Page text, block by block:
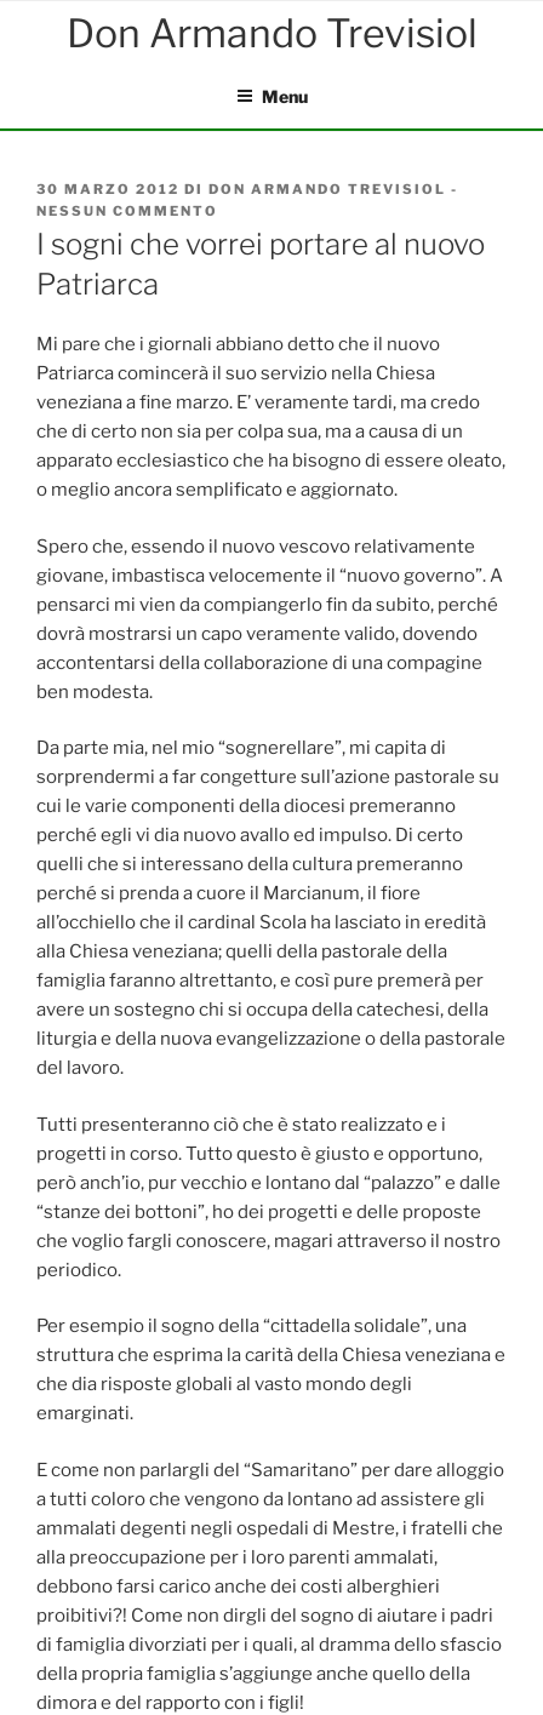
Menu
PUBBLICATO
IL
30 MARZO 2012 DI DON ARMANDO TREVISIOL -
NESSUN COMMENTO
SOGNI
AL
NUOVO
PATRIARCA
I sogni che vorrei portare al nuovo
Patriarca
Mi pare che i giornali abbiano detto che il nuovo
Patriarca comincerà il suo servizio nella Chiesa
veneziana a fine marzo. E’ veramente tardi, ma credo
che di certo non sia per colpa sua, ma a causa di un
apparato ecclesiastico che ha bisogno di essere oleato,
o meglio ancora semplificato e aggiornato.
Spero che, essendo il nuovo vescovo relativamente
giovane, imbastisca velocemente il “nuovo governo”. A
pensarci mi vien da compiangerlo fin da subito, perché
dovrà mostrarsi un capo veramente valido, dovendo
accontentarsi della collaborazione di una compagine
ben modesta.
Da parte mia, nel mio “sognerellare”, mi capita di
sorprendermi a far congetture sull’azione pastorale su
cui le varie componenti della diocesi premeranno
perché egli vi dia nuovo avallo ed impulso. Di certo
quelli che si interessano della cultura premeranno
perché si prenda a cuore il Marcianum, il fiore
all’occhiello che il cardinal Scola ha lasciato in eredità
alla Chiesa veneziana; quelli della pastorale della
famiglia faranno altrettanto, e così pure premerà per
avere un sostegno chi si occupa della catechesi, della
liturgia e della nuova evangelizzazione o della pastorale
del lavoro.
Tutti presenteranno ciò che è stato realizzato e i
progetti in corso. Tutto questo è giusto e opportuno,
però anch’io, pur vecchio e lontano dal “palazzo” e dalle
“stanze dei bottoni”, ho dei progetti e delle proposte
che voglio fargli conoscere, magari attraverso il nostro
periodico.
Per esempio il sogno della “cittadella solidale”, una
struttura che esprima la carità della Chiesa veneziana e
che dia risposte globali al vasto mondo degli
emarginati.
E come non parlargli del “Samaritano” per dare alloggio
a tutti coloro che vengono da lontano ad assistere gli
ammalati degenti negli ospedali di Mestre, i fratelli che
alla preoccupazione per i loro parenti ammalati,
debbono farsi carico anche dei costi alberghieri
proibitivi?! Come non dirgli del sogno di aiutare i padri
di famiglia divorziati per i quali, al dramma dello sfascio
della propria famiglia s’aggiunge anche quello della
dimora e del rapporto con i figli!